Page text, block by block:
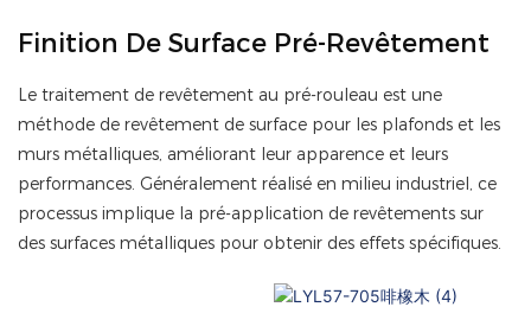
Finition De Surface Pré-Revêtement
Le traitement de revêtement au pré-rouleau est une
méthode de revêtement de surface pour les plafonds et les
murs métalliques, améliorant leur apparence et leurs
performances. Généralement réalisé en milieu industriel, ce
processus implique la pré-application de revêtements sur
des surfaces métalliques pour obtenir des effets spécifiques.